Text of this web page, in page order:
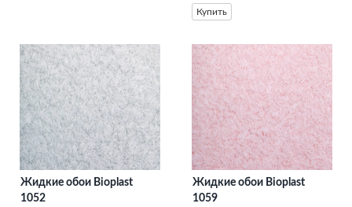
Купить
Жидкие обои Bioplast
1052
Жидкие обои Bioplast
1059